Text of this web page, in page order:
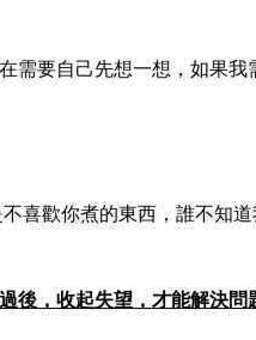
需要自己先想一想，如果我
喜歡你煮的東西，誰不知
後，收起失望，才能解決問